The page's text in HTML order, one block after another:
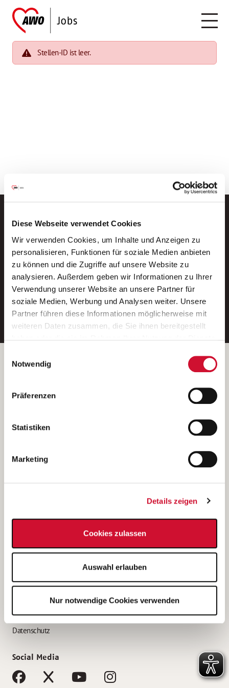
Diese Webseite verwendet Cookies
Wir verwenden Cookies, um Inhalte und Anzeigen zu
personalisieren, Funktionen für soziale Medien anbieten
zu können und die Zugriffe auf unsere Website zu
analysieren. Außerdem geben wir Informationen zu Ihrer
Verwendung unserer Website an unsere Partner für
soziale Medien, Werbung und Analysen weiter. Unsere
Partner führen diese Informationen möglicherweise mit
weiteren Daten zusammen, die Sie ihnen bereitgestellt
Wenn Sie auf „Cookies zulassen“ klicken, so stimmen
Sie der Speicherung sämtlicher Cookies zu. Sie können
Ihre Einwilligung selbstverständlich jederzeit widerrufen,
indem Sie die Cookie-Einstellungen aufrufen und diese
unsererDatenschutzerklärung
Notwendig
Präferenzen
Statistiken
Marketing
Details zeigen
Cookies zulassen
Auswahl erlauben
Nur notwendige Cookies verwenden
Stellen-ID ist leer.
Neue Stellen per E-Mail.
Ein kostenloser Service von AWO
Jobs.
E-Mail-Adresse eintragen
Betreiber der Webseite
Kantstraße 45a
(Ein Tochterunternehmen des AWO Bezirksverbandes Unterfranken
e.V.)
Bewerbung als Altenpflegehelfer*in
Bewerbung als Erzieher*in
AWO Gliederungen nach Bundesland
Impressum
Datenschutz
Social Media